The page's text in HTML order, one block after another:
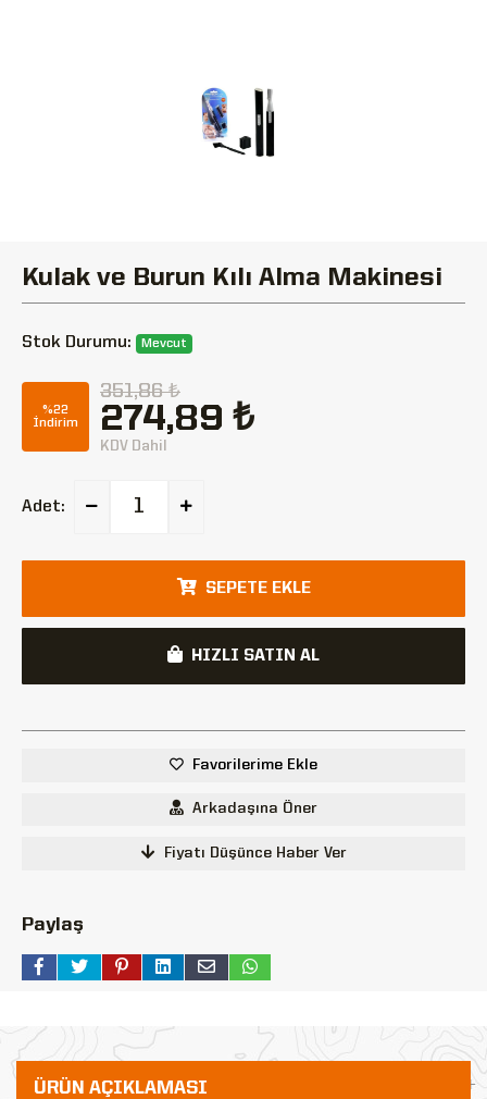
Kulak ve Burun Kılı Alma Makinesi
Stok Durumu: Mevcut
%22
İndirim
351,86 ₺
274,89 ₺
KDV Dahil
Adet:
SEPETE EKLE
HIZLI SATIN AL
Favorilerime Ekle
Arkadaşına Öner
Fiyatı Düşünce Haber Ver
Paylaş
ÜRÜN AÇIKLAMASI